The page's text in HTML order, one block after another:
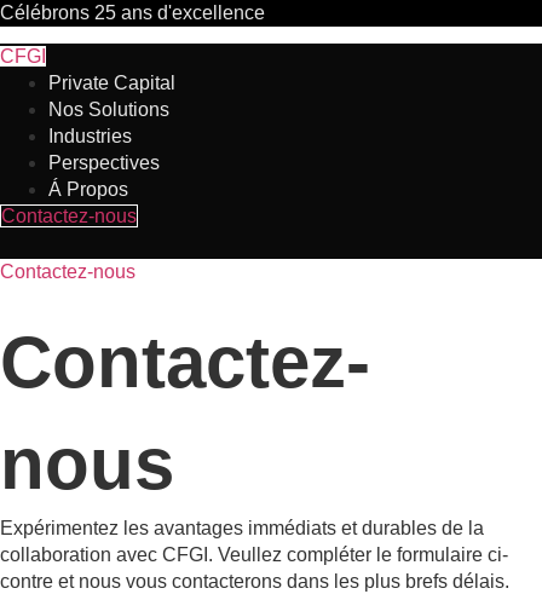
Célébrons 25 ans d'excellence
CFGI
Private Capital
Nos Solutions
Industries
Perspectives
Á Propos
Contactez-nous
Contactez-nous
Contactez-
nous
Expérimentez les avantages immédiats et durables de la
collaboration avec CFGI. Veullez compléter le formulaire ci-
contre et nous vous contacterons dans les plus brefs délais.